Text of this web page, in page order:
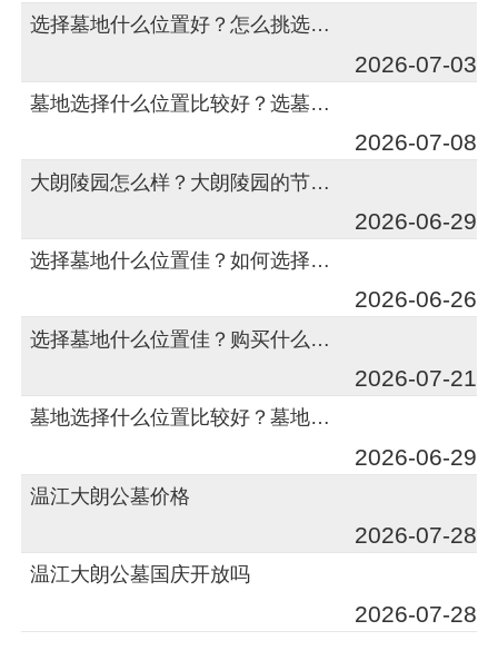
选择墓地什么位置好？怎么挑选比较佳？
2026-07-03
墓地选择什么位置比较好？选墓地有什么注意事项？
2026-07-08
大朗陵园怎么样？大朗陵园的节地葬怎么样？
2026-06-29
选择墓地什么位置佳？如何选择位置好的墓地？
2026-06-26
选择墓地什么位置佳？购买什么位置墓地好？
2026-07-21
墓地选择什么位置比较好？墓地选哪个方位好？
2026-06-29
温江大朗公墓价格
2026-07-28
温江大朗公墓国庆开放吗
2026-07-28